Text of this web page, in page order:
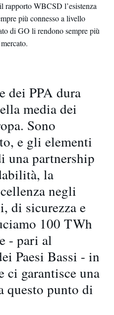
rapporto WBCSD l’esistenza
più connesso a livello
di GO li rendono sempre più
dei PPA dura
media dei
Sono
e gli elementi
una partnership
la
negli
di sicurezza e
100 TWh
- pari al
Paesi Bassi - in
ci garantisce una
questo punto di